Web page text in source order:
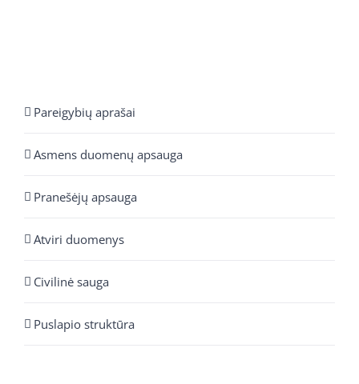
Pareigybių aprašai
Asmens duomenų apsauga
Pranešėjų apsauga
Atviri duomenys
Civilinė sauga
Puslapio struktūra